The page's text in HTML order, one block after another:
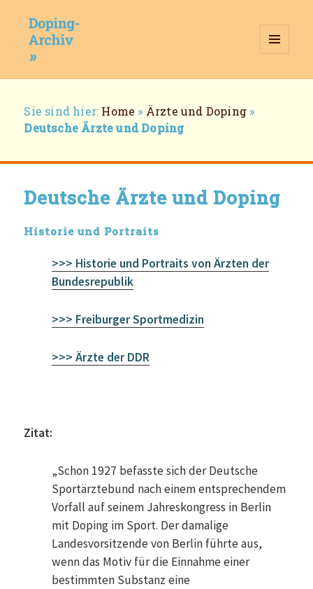
WIDGETS
Breadcrumb-
Navigation
Sie sind hier: Home » Ärzte und Doping »
Deutsche Ärzte und Doping
Deutsche Ärzte und Doping
Historie und Portraits
>>> Historie und Portraits von Ärzten der
Bundesrepublik
>>> Freiburger Sportmedizin
>>> Ärzte der DDR
Zitat:
„Schon 1927 befasste sich der Deutsche
Sportärztebund nach einem entsprechendem
Vorfall auf seinem Jahreskongress in Berlin
mit Doping im Sport. Der damalige
Landesvorsitzende von Berlin führte aus,
wenn das Motiv für die Einnahme einer
bestimmten Substanz eine